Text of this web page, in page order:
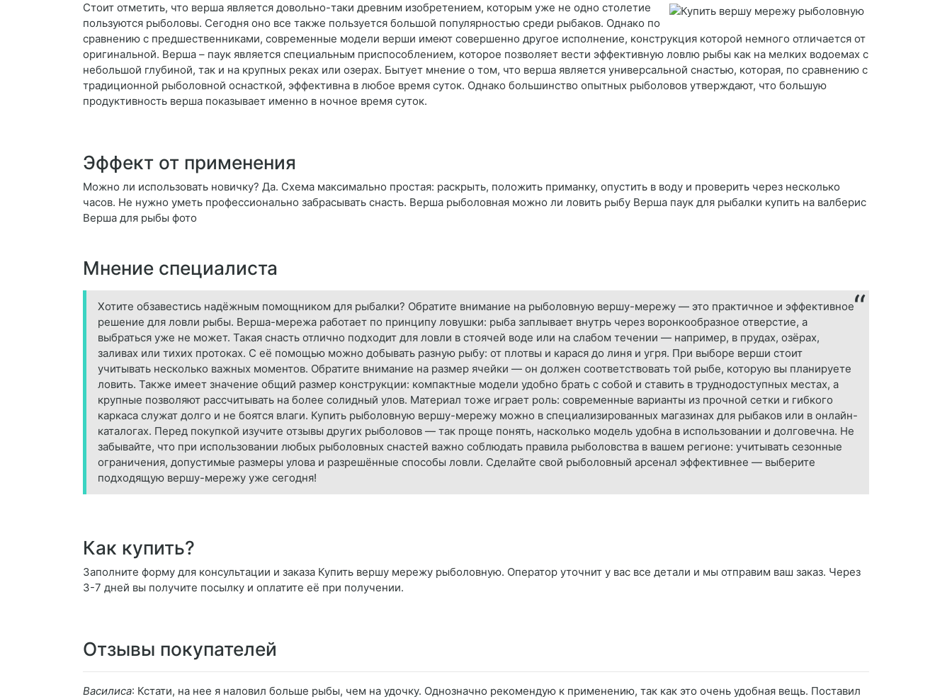
Стоит отметить, что верша является довольно-таки древним изобретением, которым уже не одно столетие
пользуются рыболовы. Сегодня оно все также пользуется большой популярностью среди рыбаков. Однако по
сравнению с предшественниками, современные модели верши имеют совершенно другое исполнение, конструкция которой немного отличается от
оригинальной. Верша – паук является специальным приспособлением, которое позволяет вести эффективную ловлю рыбы как на мелких водоемах с
небольшой глубиной, так и на крупных реках или озерах. Бытует мнение о том, что верша является универсальной снастью, которая, по сравнению с
традиционной рыболовной оснасткой, эффективна в любое время суток. Однако большинство опытных рыболовов утверждают, что большую
продуктивность верша показывает именно в ночное время суток.
Эффект от применения
Можно ли использовать новичку? Да. Схема максимально простая: раскрыть, положить приманку, опустить в воду и проверить через несколько
часов. Не нужно уметь профессионально забрасывать снасть. Верша рыболовная можно ли ловить рыбу Верша паук для рыбалки купить на валберис
Верша для рыбы фото
Мнение специалиста
Хотите обзавестись надёжным помощником для рыбалки? Обратите внимание на рыболовную вершу-мережу — это практичное и эффективное
решение для ловли рыбы. Верша-мережа работает по принципу ловушки: рыба заплывает внутрь через воронкообразное отверстие, а
выбраться уже не может. Такая снасть отлично подходит для ловли в стоячей воде или на слабом течении — например, в прудах, озёрах,
заливах или тихих протоках. С её помощью можно добывать разную рыбу: от плотвы и карася до линя и угря. При выборе верши стоит
учитывать несколько важных моментов. Обратите внимание на размер ячейки — он должен соответствовать той рыбе, которую вы планируете
ловить. Также имеет значение общий размер конструкции: компактные модели удобно брать с собой и ставить в труднодоступных местах, а
крупные позволяют рассчитывать на более солидный улов. Материал тоже играет роль: современные варианты из прочной сетки и гибкого
каркаса служат долго и не боятся влаги. Купить рыболовную вершу-мережу можно в специализированных магазинах для рыбаков или в онлайн-
каталогах. Перед покупкой изучите отзывы других рыболовов — так проще понять, насколько модель удобна в использовании и долговечна. Не
забывайте, что при использовании любых рыболовных снастей важно соблюдать правила рыболовства в вашем регионе: учитывать сезонные
ограничения, допустимые размеры улова и разрешённые способы ловли. Сделайте свой рыболовный арсенал эффективнее — выберите
подходящую вершу-мережу уже сегодня!
Как купить?
Заполните форму для консультации и заказа Купить вершу мережу рыболовную. Оператор уточнит у вас все детали и мы отправим ваш заказ. Через
3-7 дней вы получите посылку и оплатите её при получении.
Отзывы покупателей
Василиса: Кстати, на нее я наловил больше рыбы, чем на удочку. Однозначно рекомендую к применению, так как это очень удобная вещь. Поставил